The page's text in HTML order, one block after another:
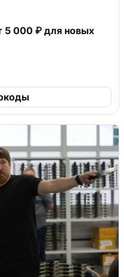
5 000 ₽ для новых